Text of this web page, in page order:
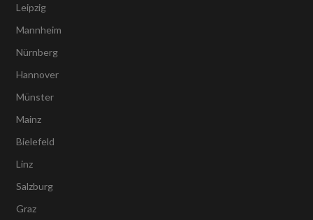
Leipzig
Mannheim
Nürnberg
Hannover
Münster
Mainz
Bielefeld
Linz
Salzburg
Graz